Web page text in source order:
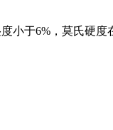
于6%，莫氏硬